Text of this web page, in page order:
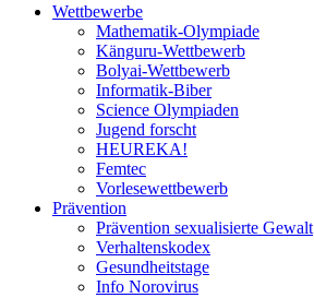
Wettbewerbe
Mathematik-Olympiade
Känguru-Wettbewerb
Bolyai-Wettbewerb
Informatik-Biber
Science Olympiaden
Jugend forscht
HEUREKA!
Femtec
Vorlesewettbewerb
Prävention
Prävention sexualisierte Gewalt
Verhaltenskodex
Gesundheitstage
Info Norovirus